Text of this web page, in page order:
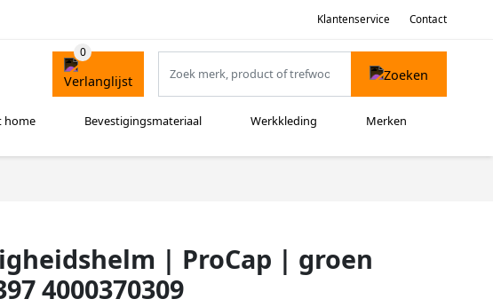
Klantenservice Contact
home Bevestigingsmateriaal Werkkleding Merken
| ProCap | groen
4000370309